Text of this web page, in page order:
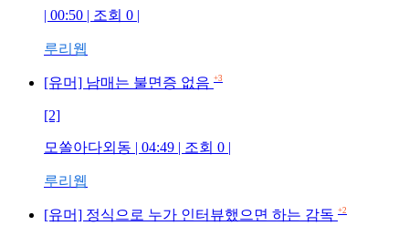
| 00:50 | 조회 0 |
루리웹
[유머] 남매는 불면증 없음 +3
[2]
모쏠아다외동 | 04:49 | 조회 0 |
루리웹
[유머] 정식으로 누가 인터뷰했으면 하는 감독 +2